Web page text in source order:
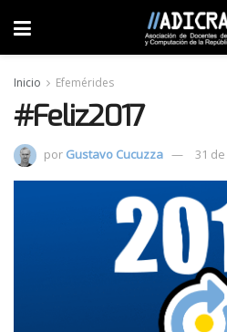
Inicio Efemérides
#Feliz2017
por Gustavo Cucuzza 31